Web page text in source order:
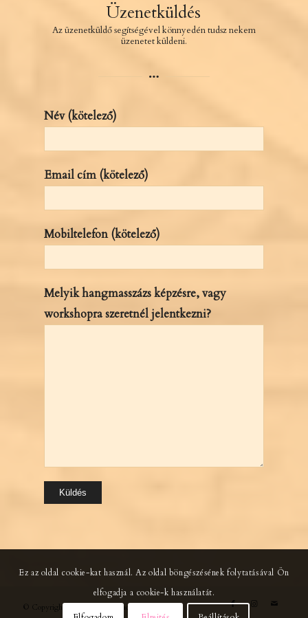
Üzenetküldés
Az üzenetküldő segítségével könnyedén tudsz nekem
üzenetet küldeni.
Név (kötelező)
Email cím (kötelező)
Mobiltelefon (kötelező)
Melyik hangmasszázs képzésre, vagy
workshopra szeretnél jelentkezni?
© Copyright - Peter Hess® Akadémia Hungary
Ez az oldal cookie-kat használ. Az oldal böngészésének folytatásával Ön
elfogadja a cookie-k használatát.